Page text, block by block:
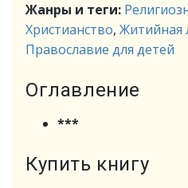
Жанры и теги:
Христианство, Житийная
Православие для детей
Оглавление
***
Купить книгу